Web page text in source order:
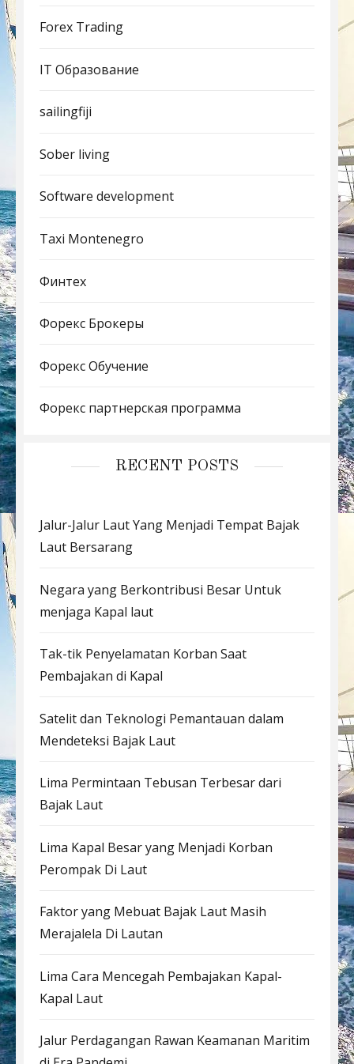
Forex Trading
IT Образование
sailingfiji
Sober living
Software development
Taxi Montenegro
Финтех
Форекс Брокеры
Форекс Обучение
Форекс партнерская программа
RECENT POSTS
Jalur-Jalur Laut Yang Menjadi Tempat Bajak
Laut Bersarang
Negara yang Berkontribusi Besar Untuk
menjaga Kapal laut
Tak-tik Penyelamatan Korban Saat
Pembajakan di Kapal
Satelit dan Teknologi Pemantauan dalam
Mendeteksi Bajak Laut
Lima Permintaan Tebusan Terbesar dari
Bajak Laut
Lima Kapal Besar yang Menjadi Korban
Perompak Di Laut
Faktor yang Mebuat Bajak Laut Masih
Merajalela Di Lautan
Lima Cara Mencegah Pembajakan Kapal-
Kapal Laut
Jalur Perdagangan Rawan Keamanan Maritim